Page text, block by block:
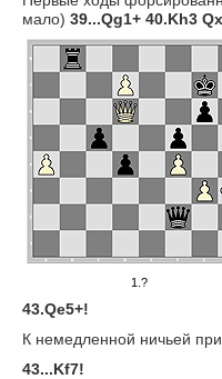
мало) 39...Qg1+ 40.Kh3
1.?
43.Qe5+!
К немедленной ничьей
43...Kf7!